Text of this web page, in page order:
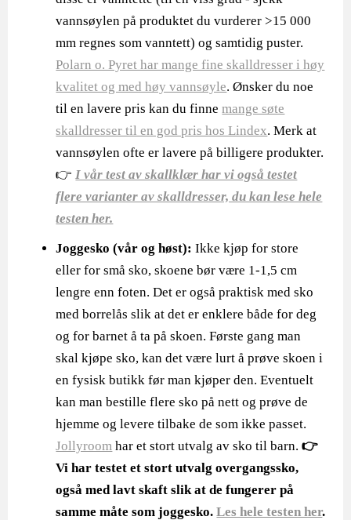
vannsøylen på produktet du vurderer >15 000
mm regnes som vanntett) og samtidig puster.
Polarn o. Pyret har mange fine skalldresser i høy
kvalitet og med høy vannsøyle. Ønsker du noe
til en lavere pris kan du finnemange søte
skalldresser til en god pris hos Lindex. Merk at
vannsøylen ofte er lavere på billigere produkter.
👉 I vår test av skallklær har vi også testet
flere varianter av skalldresser, du kan lese hele
testen her.
Joggesko (vår og høst):Ikke kjøp for store
eller for små sko, skoene bør være 1-1,5 cm
lengre enn foten. Det er også praktisk med sko
med borrelås slik at det er enklere både for deg
og for barnet å ta på skoen. Første gang man
skal kjøpe sko, kan det være lurt å prøve skoen i
en fysisk butikk før man kjøper den. Eventuelt
kan man bestille flere sko på nett og prøve de
hjemme og levere tilbake de som ikke passet.
Jollyroom har et stort utvalg av sko til barn.👉
Vi har testet et stort utvalg overgangssko,
også med lavt skaft slik at de fungerer på
samme måte som joggesko.Les hele testen her.